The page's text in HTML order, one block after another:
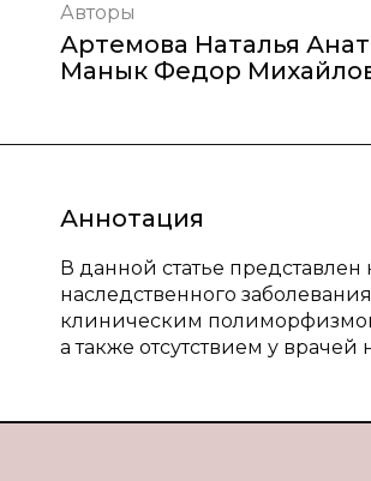
Авторы
Артемова Наталья
Манык Федор
Аннотация
В данной статье
наследственного
клиническим
а также отсутствием у